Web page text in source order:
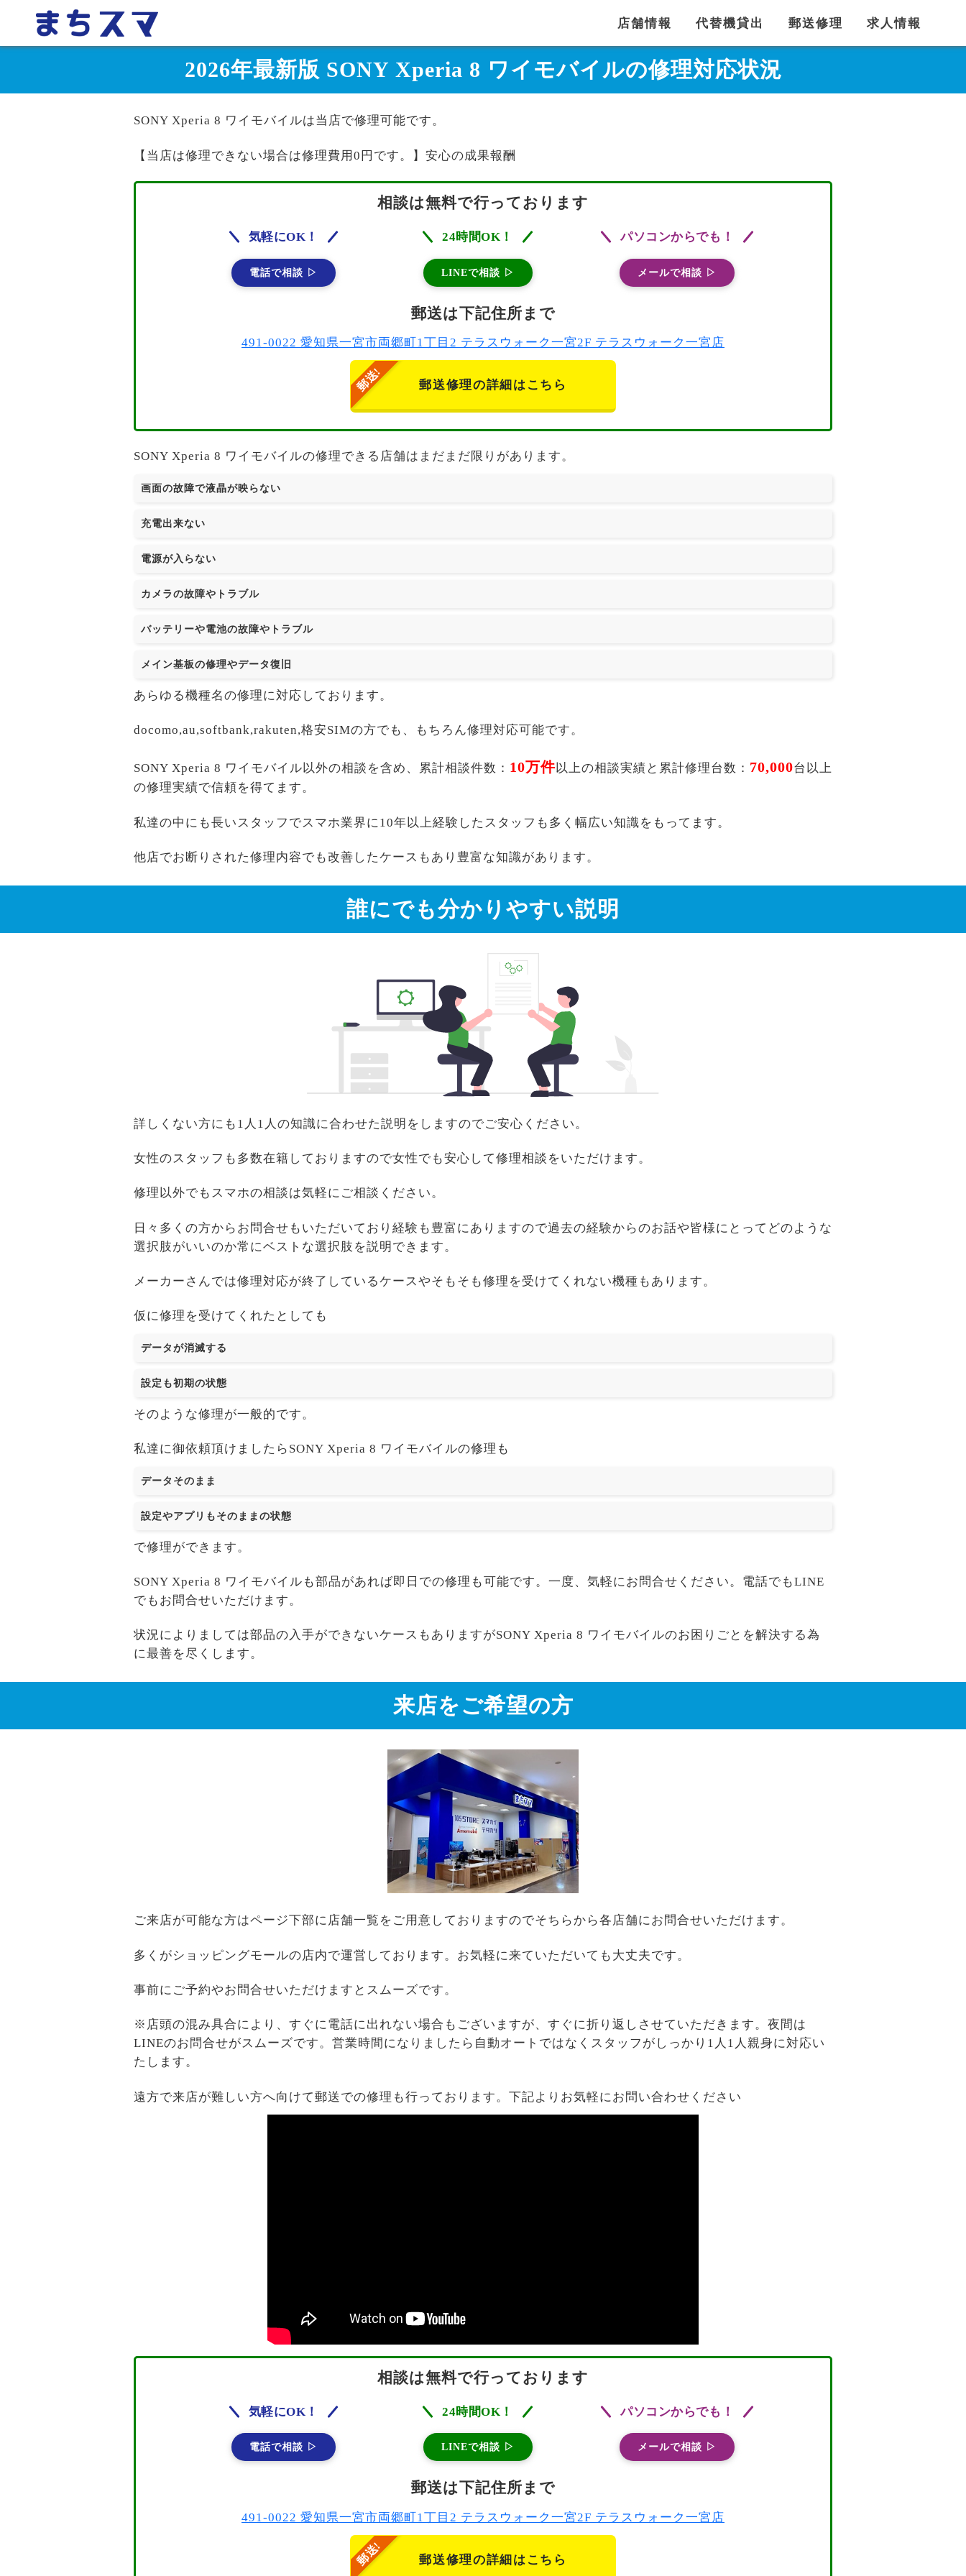
店舗情報 代替機貸出 郵送修理 求人情報
2026年最新版 SONY Xperia 8 ワイモバイルの修理対応状況
SONY Xperia 8 ワイモバイルは当店で修理可能です。
【当店は修理できない場合は修理費用0円です。】安心の成果報酬
相談は無料で行っております
気軽にOK！
電話で相談 ▷
24時間OK！
LINEで相談 ▷
パソコンからでも！
メールで相談 ▷
郵送は下記住所まで
491-0022 愛知県一宮市両郷町1丁目2 テラスウォーク一宮2F テラスウォーク一宮店
郵送修理の詳細はこちら
SONY Xperia 8 ワイモバイルの修理できる店舗はまだまだ限りがあります。
画面の故障で液晶が映らない
充電出来ない
電源が入らない
カメラの故障やトラブル
バッテリーや電池の故障やトラブル
メイン基板の修理やデータ復旧
あらゆる機種名の修理に対応しております。
docomo,au,softbank,rakuten,格安SIMの方でも、もちろん修理対応可能です。
SONY Xperia 8 ワイモバイル以外の相談を含め、累計相談件数： 10万件以上の相談実績と累計修理台数： 70,000台以上
の修理実績で信頼を得てます。
私達の中にも長いスタッフでスマホ業界に10年以上経験したスタッフも多く幅広い知識をもってます。
他店でお断りされた修理内容でも改善したケースもあり豊富な知識があります。
誰にでも分かりやすい説明
詳しくない方にも1人1人の知識に合わせた説明をしますのでご安心ください。
女性のスタッフも多数在籍しておりますので女性でも安心して修理相談をいただけます。
修理以外でもスマホの相談は気軽にご相談ください。
日々多くの方からお問合せもいただいており経験も豊富にありますので過去の経験からのお話や皆様にとってどのような
選択肢がいいのか常にベストな選択肢を説明できます。
メーカーさんでは修理対応が終了しているケースやそもそも修理を受けてくれない機種もあります。
仮に修理を受けてくれたとしても
データが消滅する
設定も初期の状態
そのような修理が一般的です。
私達に御依頼頂けましたらSONY Xperia 8 ワイモバイルの修理も
データそのまま
設定やアプリもそのままの状態
で修理ができます。
SONY Xperia 8 ワイモバイルも部品があれば即日での修理も可能です。一度、気軽にお問合せください。電話でもLINE
でもお問合せいただけます。
状況によりましては部品の入手ができないケースもありますがSONY Xperia 8 ワイモバイルのお困りごとを解決する為
に最善を尽くします。
来店をご希望の方
ご来店が可能な方はページ下部に店舗一覧をご用意しておりますのでそちらから各店舗にお問合せいただけます。
多くがショッピングモールの店内で運営しております。お気軽に来ていただいても大丈夫です。
事前にご予約やお問合せいただけますとスムーズです。
※店頭の混み具合により、すぐに電話に出れない場合もございますが、すぐに折り返しさせていただきます。夜間は
LINEのお問合せがスムーズです。営業時間になりましたら自動オートではなくスタッフがしっかり1人1人親身に対応い
たします。
遠方で来店が難しい方へ向けて郵送での修理も行っております。下記よりお気軽にお問い合わせください
相談は無料で行っております
気軽にOK！
電話で相談 ▷
24時間OK！
LINEで相談 ▷
パソコンからでも！
メールで相談 ▷
郵送は下記住所まで
491-0022 愛知県一宮市両郷町1丁目2 テラスウォーク一宮2F テラスウォーク一宮店
郵送修理の詳細はこちら